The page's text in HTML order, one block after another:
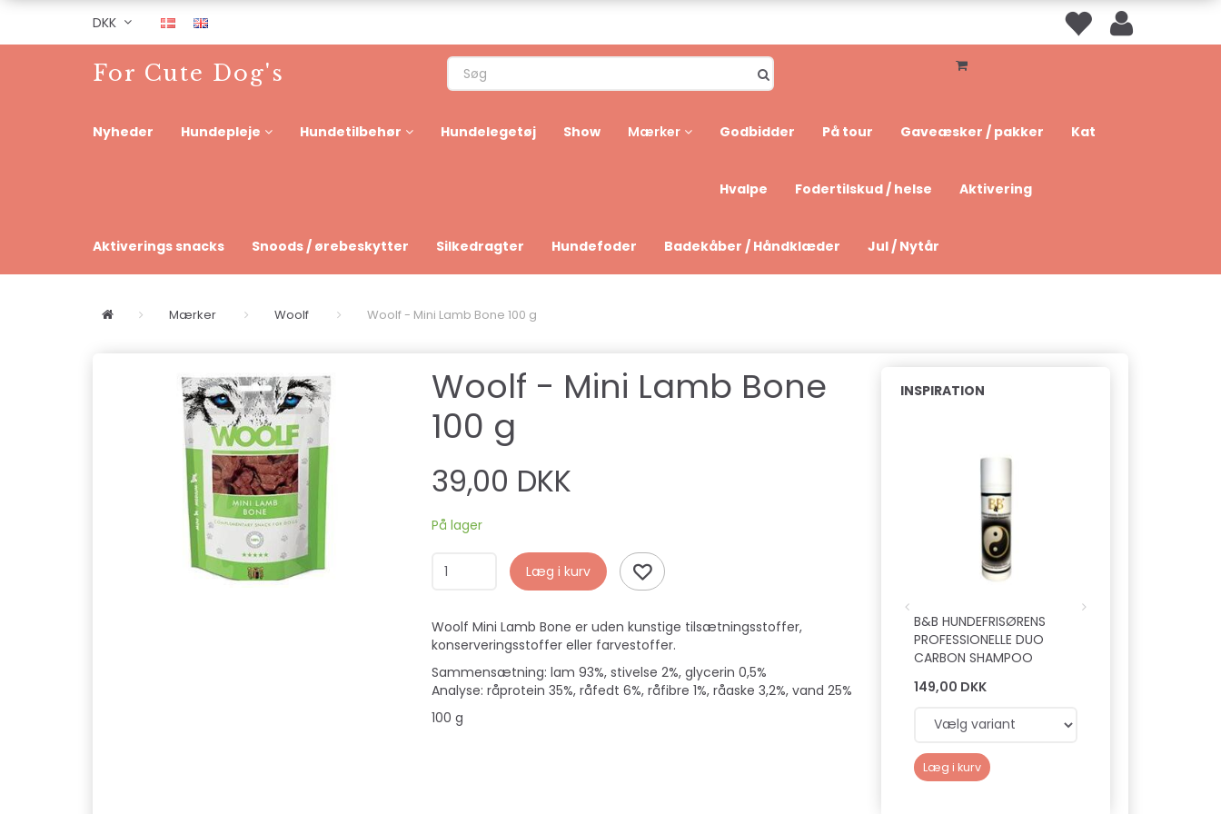
DKK
For Cute Dog's
Nyheder Hundepleje Hundetilbehør Hundelegetøj Show Mærker Godbidder På tour Gaveæsker / pakker Kat
Hvalpe Fodertilskud / helse Aktivering
Aktiverings snacks Snoods / ørebeskytter Silkedragter Hundefoder Badekåber / Håndklæder Jul / Nytår
Mærker Woolf Woolf - Mini Lamb Bone 100 g
Woolf - Mini Lamb Bone
100 g
39,00 DKK
På lager
Læg i kurv
Woolf Mini Lamb Bone er uden kunstige tilsætningsstoffer,
konserveringsstoffer eller farvestoffer.
Sammensætning: lam 93%, stivelse 2%, glycerin 0,5%
Analyse: råprotein 35%, råfedt 6%, råfibre 1%, råaske 3,2%, vand 25%
100 g
INSPIRATION
B&B HUNDEFRISØRENS
PROFESSIONELLE DUO
CARBON SHAMPOO
149,00 DKK
Læg i kurv